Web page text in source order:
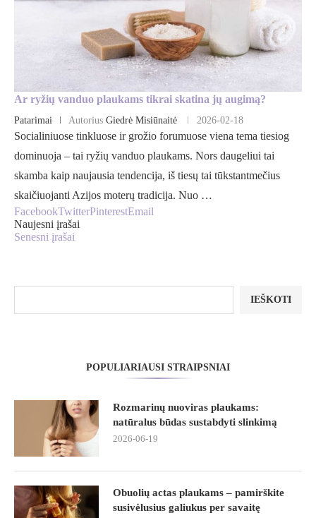
Ar ryžių vanduo plaukams tikrai skatina jų augimą?
Patarimai Autorius Giedrė Misiūnaitė 2026-02-18
Socialiniuose tinkluose ir grožio forumuose viena tema tiesiog
dominuoja – tai ryžių vanduo plaukams. Nors daugeliui tai
skamba kaip naujausia tendencija, iš tiesų tai tūkstantmečius
skaičiuojanti Azijos moterų tradicija. Nuo …
FacebookTwitterPinterestEmail
Naujesni įrašai
Senesni įrašai
IEŠKOTI
POPULIARIAUSI STRAIPSNIAI
Rozmarinų nuoviras plaukams:
natūralus būdas sustabdyti slinkimą
2026-06-19
Obuolių actas plaukams – pamirškite
susivėlusius galiukus per savaitę